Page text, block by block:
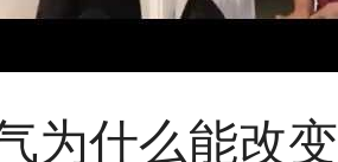
为什么能改